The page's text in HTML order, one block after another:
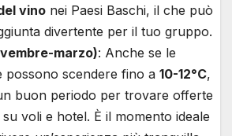
vino nei Paesi Baschi, il che può
divertente per il tuo gruppo.
marzo): Anche se le
possono scendere fino a 10-12°C,
buon periodo per trovare offerte
voli e hotel. È il momento ideale